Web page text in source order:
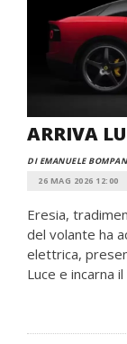
ARRIVA
DI EMANUELE BOMPAN
26 MAG 2026 12:00
Eresia,
del volante ha
elettrica,
Luce e incarna